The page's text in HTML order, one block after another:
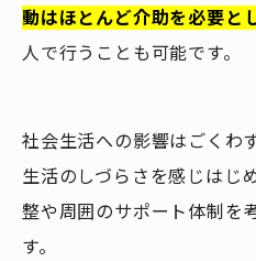
動はほとんど介助を必要と
人で行うことも可能です。
社会生活への影響はごくわ
生活のしづらさを感じはじ
整や周囲のサポート体制を
す。